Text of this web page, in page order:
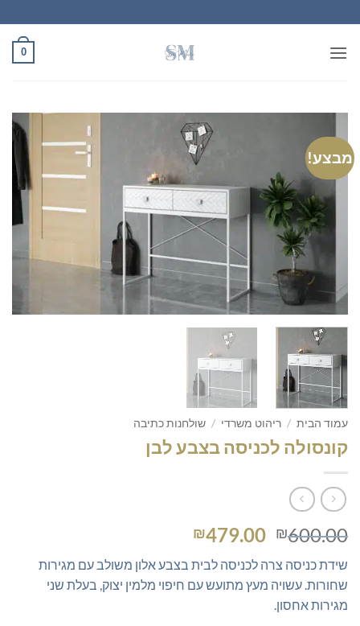
to
content
0
מבצע!
עמוד הבית / ריהוט משרדי / שולחנות כתיבה
קונסולה לכניסה בצבע לבן
₪600.00
המחיר
היה:
₪600.00.
₪479.00
הוא:
₪479.00.
שידת כניסה צרה לכניסה לבית בצבע אלון משולב עם מגירות
שחורות. עשויה מעץ מתועש עם חיפוי מלמין יצוק, בעלת שני
מגירות אחסון.